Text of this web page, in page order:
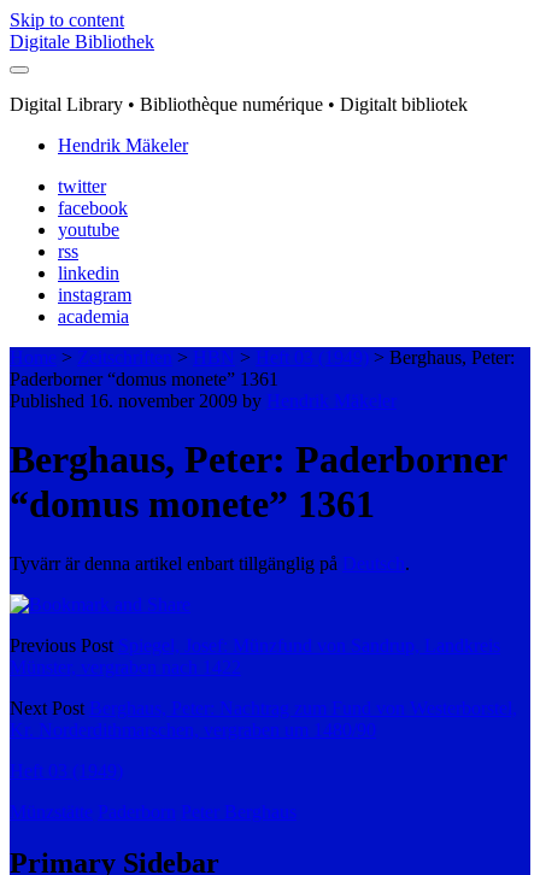
Skip to content
Digitale Bibliothek
Digital Library • Bibliothèque numérique • Digitalt bibliotek
Hendrik Mäkeler
twitter
facebook
youtube
rss
linkedin
instagram
academia
Home > Zeitschriften > HBN > Heft 03 (1949) > Berghaus, Peter:
Paderborner “domus monete” 1361
Published 16. november 2009 by Hendrik Mäkeler
Berghaus, Peter: Paderborner
“domus monete” 1361
Tyvärr är denna artikel enbart tillgänglig på Deutsch.
Previous Post Spiegel, Josef: Münzfund von Sandrup, Landkreis
Münster, vergraben nach 1422
Next Post Berghaus, Peter: Nachtrag zum Fund von Westerborstel,
Kr. Norderdithmarschen, vergraben um 1480/90
Heft 03 (1949)
Münzstätte Paderborn Peter Berghaus
Primary Sidebar